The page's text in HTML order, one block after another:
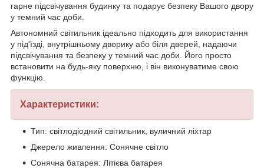
гарне підсвічування будинку та подарує безпеку Вашого двору
у темний час доби.
Автономний світильник ідеально підходить для використання
у під'їзді, внутрішньому дворику або біля дверей, надаючи
підсвічування та безпеку у темний час доби. Його просто
встановити на будь-яку поверхню, і він виконуватиме свою
функцію.
Характеристики:
Тип: світлодіодний світильник, вуличний ліхтар
Джерело живлення: Сонячне світло
Сонячна батарея: Літієва батарея